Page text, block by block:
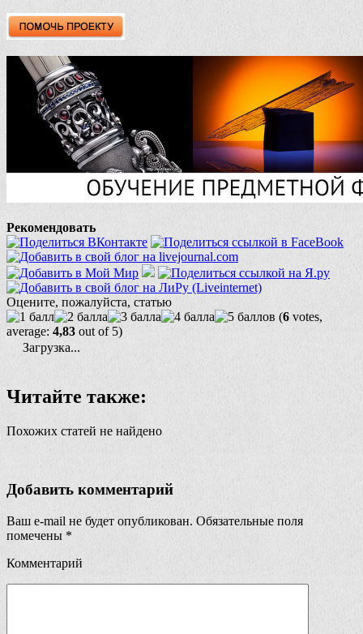
Рекомендовать
Оцените, пожалуйста, статью
(6 votes,
average: 4,83 out of 5)
Загрузка...
Читайте также:
Похожих статей не найдено
Добавить комментарий
Ваш e-mail не будет опубликован. Обязательные поля
помечены *
Комментарий